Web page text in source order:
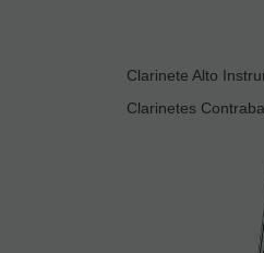
Clarinete Alto
Clarinetes